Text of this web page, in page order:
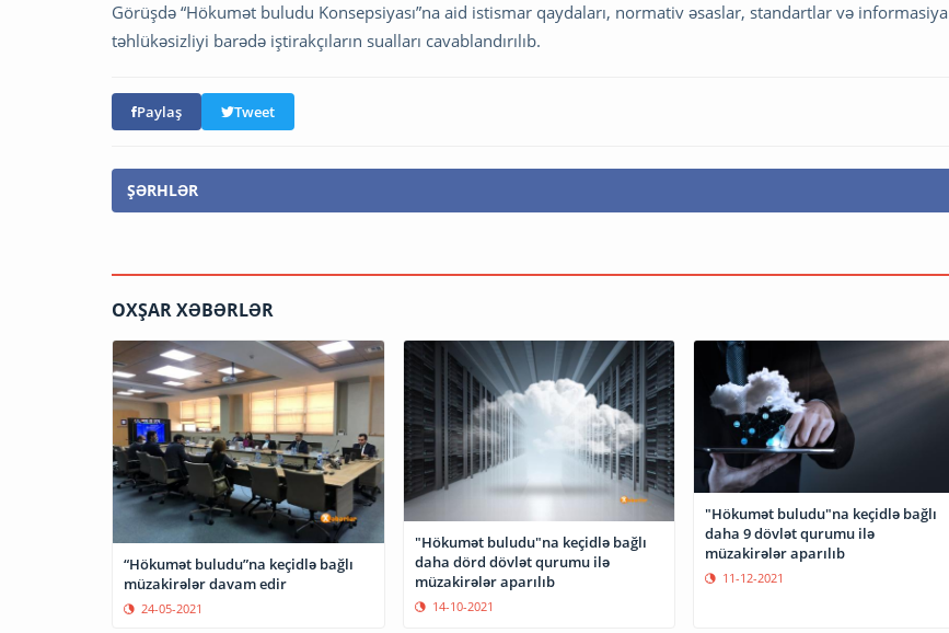
Görüşdə “Hökumət buludu Konsepsiyası”na aid istismar qaydaları, normativ əsaslar, standartlar və informasiya
təhlükəsizliyi barədə iştirakçıların sualları cavablandırılıb.
Paylaş Tweet
ŞƏRHLƏR
OXŞAR XƏBƏRLƏR
“Hökumət buludu”na keçidlə bağlı
müzakirələr davam edir
24-05-2021
"Hökumət buludu"na keçidlə bağlı
daha dörd dövlət qurumu ilə
müzakirələr aparılıb
14-10-2021
"Hökumət buludu"na keçidlə bağlı
daha 9 dövlət qurumu ilə
müzakirələr aparılıb
11-12-2021